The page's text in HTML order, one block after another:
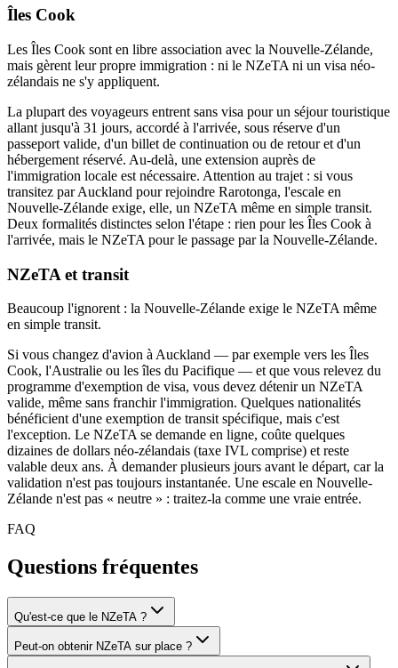
Îles Cook
Les Îles Cook sont en libre association avec la Nouvelle-Zélande,
mais gèrent leur propre immigration : ni le NZeTA ni un visa néo-
zélandais ne s'y appliquent.
La plupart des voyageurs entrent sans visa pour un séjour touristique
allant jusqu'à 31 jours, accordé à l'arrivée, sous réserve d'un
passeport valide, d'un billet de continuation ou de retour et d'un
hébergement réservé. Au-delà, une extension auprès de
l'immigration locale est nécessaire. Attention au trajet : si vous
transitez par Auckland pour rejoindre Rarotonga, l'escale en
Nouvelle-Zélande exige, elle, un NZeTA même en simple transit.
Deux formalités distinctes selon l'étape : rien pour les Îles Cook à
l'arrivée, mais le NZeTA pour le passage par la Nouvelle-Zélande.
NZeTA et transit
Beaucoup l'ignorent : la Nouvelle-Zélande exige le NZeTA même
en simple transit.
Si vous changez d'avion à Auckland — par exemple vers les Îles
Cook, l'Australie ou les îles du Pacifique — et que vous relevez du
programme d'exemption de visa, vous devez détenir un NZeTA
valide, même sans franchir l'immigration. Quelques nationalités
bénéficient d'une exemption de transit spécifique, mais c'est
l'exception. Le NZeTA se demande en ligne, coûte quelques
dizaines de dollars néo-zélandais (taxe IVL comprise) et reste
valable deux ans. À demander plusieurs jours avant le départ, car la
validation n'est pas toujours instantanée. Une escale en Nouvelle-
Zélande n'est pas « neutre » : traitez-la comme une vraie entrée.
FAQ
Questions fréquentes
Qu'est-ce que le NZeTA ?
Peut-on obtenir NZeTA sur place ?